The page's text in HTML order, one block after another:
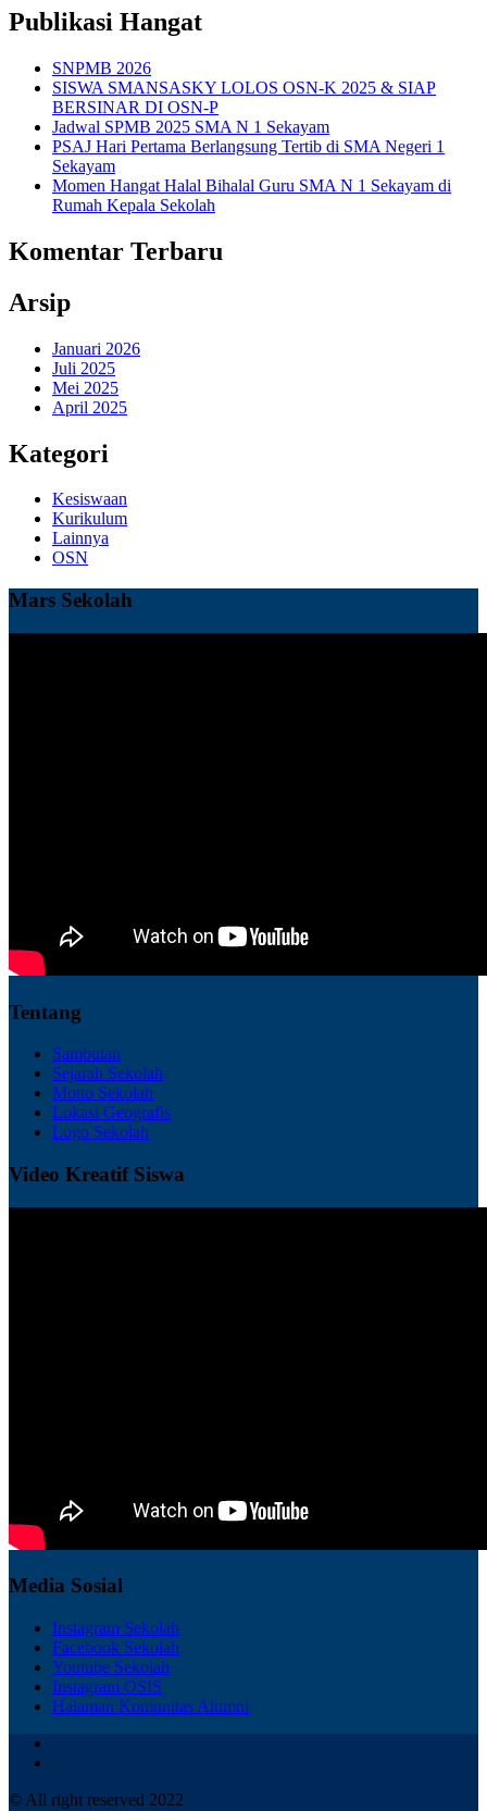
Publikasi Hangat
SNPMB 2026
SISWA SMANSASKY LOLOS OSN-K 2025 & SIAP
BERSINAR DI OSN-P
Jadwal SPMB 2025 SMA N 1 Sekayam
PSAJ Hari Pertama Berlangsung Tertib di SMA Negeri 1
Sekayam
Momen Hangat Halal Bihalal Guru SMA N 1 Sekayam di
Rumah Kepala Sekolah
Komentar Terbaru
Arsip
Januari 2026
Juli 2025
Mei 2025
April 2025
Kategori
Kesiswaan
Kurikulum
Lainnya
OSN
Mars Sekolah
Tentang
Sambutan
Sejarah Sekolah
Motto Sekolah
Lokasi Geografis
Logo Sekolah
Video Kreatif Siswa
Media Sosial
Instagram Sekolah
Facebook Sekolah
Youtube Sekolah
Instagram OSIS
Halaman Komunitas Alumni
© All right reserved 2022